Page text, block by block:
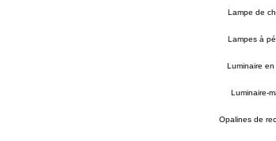
Lampe de
Lampes à
Luminaire
Luminaire-
Opalines de